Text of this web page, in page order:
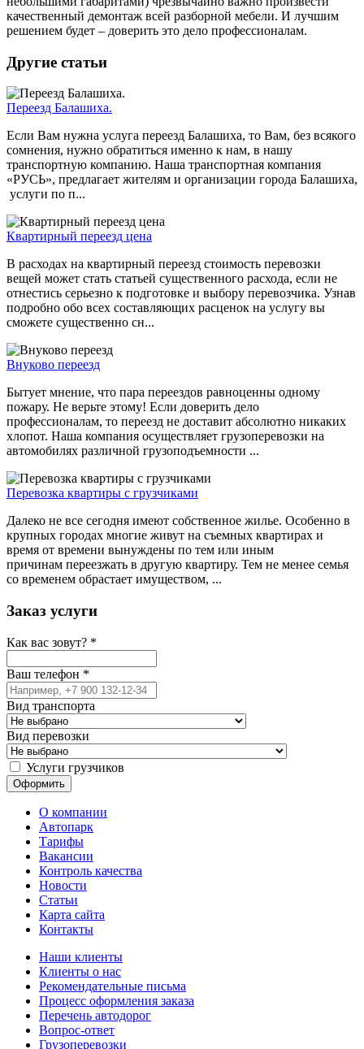
качественный демонтаж всей разборной мебели. И лучшим
решением будет – доверить это дело профессионалам.
Другие статьи
Переезд Балашиха.
Если Вам нужна услуга переезд Балашиха, то Вам, без всякого
сомнения, нужно обратиться именно к нам, в нашу
транспортную компанию. Наша транспортная компания
«РУСЬ», предлагает жителям и организации города Балашиха,
услуги по п...
Квартирный переезд цена
В расходах на квартирный переезд стоимость перевозки
вещей может стать статьей существенного расхода, если не
отнестись серьезно к подготовке и выбору перевозчика. Узнав
подробно обо всех составляющих расценок на услугу вы
сможете существенно сн...
Внуково переезд
Бытует мнение, что пара переездов равноценны одному
пожару. Не верьте этому! Если доверить дело
профессионалам, то переезд не доставит абсолютно никаких
хлопот. Наша компания осуществляет грузоперевозки на
автомобилях различной грузоподъемности ...
Перевозка квартиры с грузчиками
Далеко не все сегодня имеют собственное жилье. Особенно в
крупных городах многие живут на съемных квартирах и
время от времени вынуждены по тем или иным
причинам переезжать в другую квартиру. Тем не менее семья
со временем обрастает имуществом, ...
Заказ услуги
Как вас зовут? *
Ваш телефон *
Вид транспорта
Вид перевозки
Услуги грузчиков
О компании
Автопарк
Тарифы
Вакансии
Контроль качества
Новости
Статьи
Карта сайта
Контакты
Наши клиенты
Клиенты о нас
Рекомендательные письма
Процесс оформления заказа
Перечень автодорог
Вопрос-ответ
Грузоперевозки